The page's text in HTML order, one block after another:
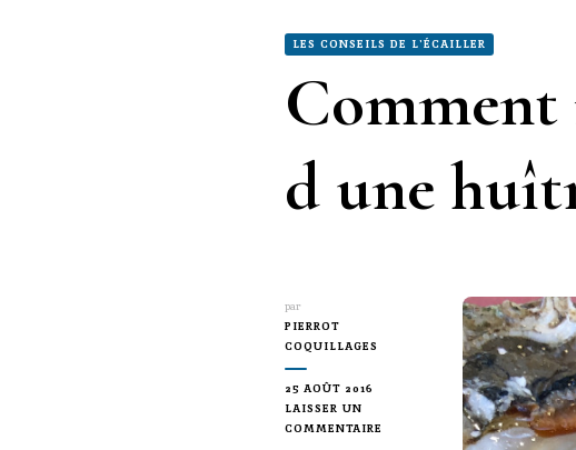
LES CONSEILS DE L'ÉCAILLER
d une
par
PIERROT
COQUILLAGES
25 AOÛT 2016
LAISSER UN
COMMENTAIRE